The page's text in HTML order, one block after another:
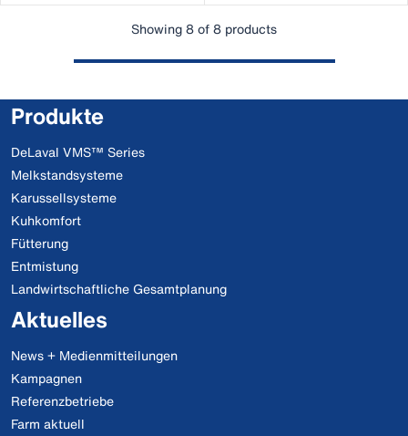
Showing 8 of 8 products
Produkte
DeLaval VMS™ Series
Melkstandsysteme
Karussellsysteme
Kuhkomfort
Fütterung
Entmistung
Landwirtschaftliche Gesamtplanung
Aktuelles
News + Medienmitteilungen
Kampagnen
Referenzbetriebe
Farm aktuell